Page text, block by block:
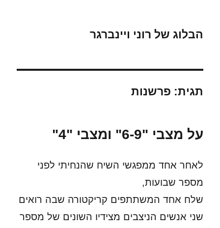
הבלוג של רוני ויינברגר
תגית: פרשנות
על מצבי "6-9" ומצבי "4"
לאחר אחד ממפגשי השיח שהנחיתי לפני
מספר שבועות,
שלח אחד המשתתפים קריקטורה שבה רואים
שני אנשים הניצבים מצידיו השונים של מספר